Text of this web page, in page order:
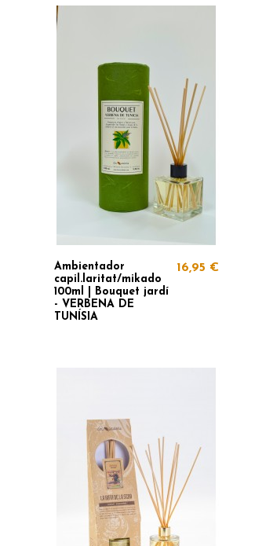
Ambientador
capil.laritat/mikado
100ml | Bouquet jardí
- VERBENA DE
TUNÍSIA
16,95 €